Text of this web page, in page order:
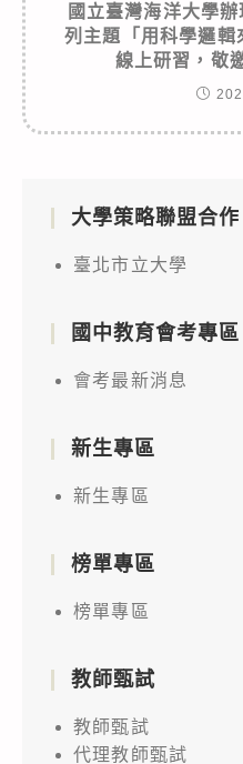
國立臺灣海洋大學
列主題「用科學邏輯
線上研習，敬
大學策略聯盟合作
臺北市立大學
國中教育會考專區
會考最新消息
新生專區
新生專區
榜單專區
榜單專區
教師甄試
教師甄試
代理教師甄試